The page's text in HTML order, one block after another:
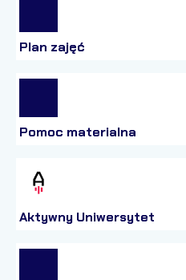
Plan zajęć
Pomoc materialna
Aktywny Uniwersytet